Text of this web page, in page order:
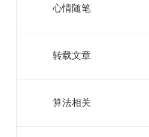
心情随笔
转载文章
算法相关